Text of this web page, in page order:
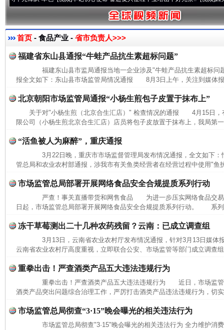
首页 - 食品产业 - 省市负责人>>>
福建省东山县通报“牛蛙产品抗生素超标问题”
福建东山县市监局通报当地一企业涉及"牛蛙产品抗生素超标问
报全文如下：东山县市场监管局情况通报 8月3日上午，关注到媒体
北京朝阳市场监管局通报“小杨生煎包子皮置于抹布上”
关于对"小杨生煎（北京合生汇店）" 检查情况的通报 4月15日，
限公司（小杨生煎北京合生汇店）店员将包子皮放置于抹布上，我局第
“活鱼被人为麻醉”，重庆通报
3月22日晚，重庆市市场监督管理局发布情况通报，全文如下
管总局和农业农村部通报，涉我市有关鱼类经营者在经营过程中使用"鱼
市场监管总局部署开展网络食品安全合规提质系列行动
严查！事关直播带货和网售食品 为进一步压实网络食品交易
日起，市场监管总局部署开展网络食品安全合规提质系列行动。 系
冻干草莓测出二十几种农药残留？云南：已成立调查组
3月13日，云南省农业农村厅发布情况通报，针对3月13日媒体
云南省农业农村厅高度重视，立即联合公安、市场监管等部门成立调查
重拳出击！严查酒类产品五大违法违规行为
重拳出击！严查酒类产品五大违法违规行为 近日，市场监管
酒类产品突出问题综合治理工作，严厉打击酒类产品违法违规行为，切
市场监管总局彻查“3·15”晚会曝光的相关违法行为
市场监管总局彻查"3·15"晚会曝光的相关违法行为 全力维护